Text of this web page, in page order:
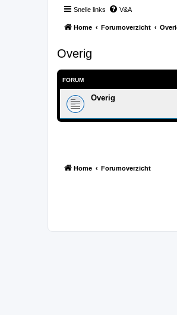
Snelle links V&A
Home Forumoverzicht
Overig
FORUM
Overig
Home Forumoverzicht